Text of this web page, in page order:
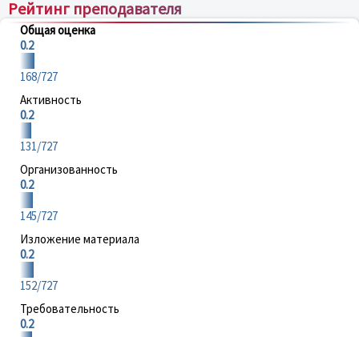
Рейтинг преподавателя
Общая оценка
0.2
168/727
Активность
0.2
131/727
Организованность
0.2
145/727
Изложение материала
0.2
152/727
Требовательность
0.2